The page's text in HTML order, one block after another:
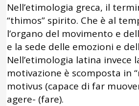
Nell’etimologia greca, il
“thimos” spirito. Che è al
l’organo del movimento e
e la sede delle emozioni e
Nell’etimologia latina invece
motivazione è scomposta in
motivus (capace di far
agere- (fare).